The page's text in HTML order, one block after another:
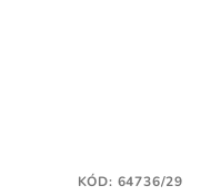
KÓD: 64736/29